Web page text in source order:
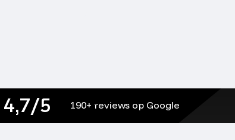
4,7/5 190+ reviews op Google